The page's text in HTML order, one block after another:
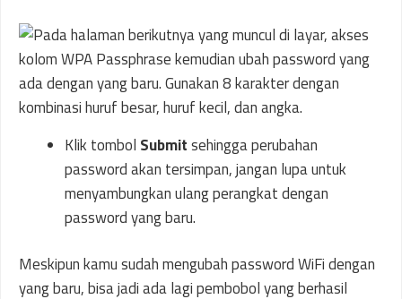
Klik tombol Submitsehingga perubahan
password akan tersimpan, jangan lupa untuk
menyambungkan ulang perangkat dengan
password yang baru.
Meskipun kamu sudah mengubah password WiFi dengan
yang baru, bisa jadi ada lagi pembobol yang berhasil